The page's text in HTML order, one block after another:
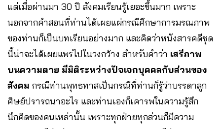
แต่เมื่อผ่านมา 30 ปี สังคมเรียนรู้เยอะขึ้นมาก เพราะ
นอกจากคำสอนที่ท่านได้เผยแผ่กรณีศึกษาการมรณภาพ
ของท่านก็เป็นบทเรียนอย่างมาก และคิดว่าหนังสารคดีชุด
นี้น่าจะได้เผยแพร่ไปในวงกว้าง สำหรับคำว่า เสรีภาพ
บนความตาย มีมิติระหว่างปัจเจกบุคคลกับส่วนของ
สังคม กรณีท่านพุทธทาสเป็นกรณีที่ท่านก็รู้ว่าบรรดาลูก
ศิษย์ปรารถนาอะไร และท่านเองก็เคารพในความรู้สึก
นึกคิดของคนเหล่านั้น เพราะทุกฝ่ายทุกส่วนก็มีความ